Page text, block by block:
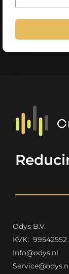
Odys B.V.
KVK: 99542552
Info@odys.nl